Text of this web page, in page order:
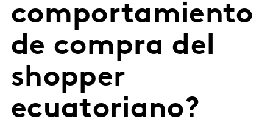
comportamiento
de compra del
shopper
ecuatoriano?